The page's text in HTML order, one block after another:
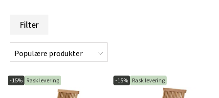
Filter
-15% Rask levering -15% Rask levering